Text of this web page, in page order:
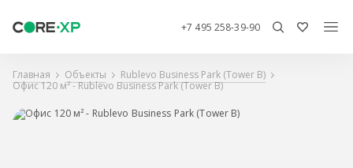
+7 495 258-39-90
Главная Объекты
Rublevo Business Park (Tower B)
Офис 120 м² - Rublevo Business Park (Tower B)